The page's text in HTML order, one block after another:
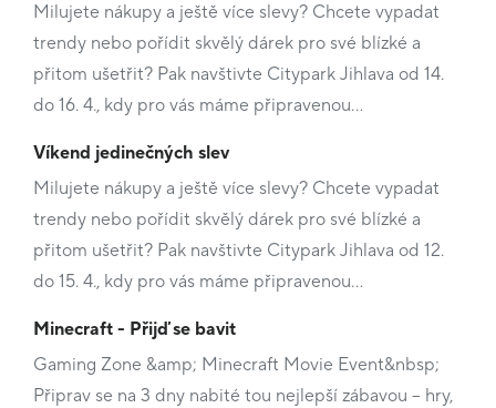
Milujete nákupy a ještě více slevy? Chcete vypadat
trendy nebo pořídit skvělý dárek pro své blízké a
přitom ušetřit? Pak navštivte Citypark Jihlava od 14.
do 16. 4., kdy pro vás máme připravenou…
Víkend jedinečných slev
Milujete nákupy a ještě více slevy? Chcete vypadat
trendy nebo pořídit skvělý dárek pro své blízké a
přitom ušetřit? Pak navštivte Citypark Jihlava od 12.
do 15. 4., kdy pro vás máme připravenou…
Minecraft - Přijď se bavit
Gaming Zone &amp; Minecraft Movie Event&nbsp;
Připrav se na 3 dny nabité tou nejlepší zábavou – hry,